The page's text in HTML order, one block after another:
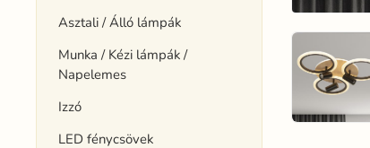
Asztali / Álló lámpák
Munka / Kézi lámpák /
Napelemes
Izzó
LED fénycsövek